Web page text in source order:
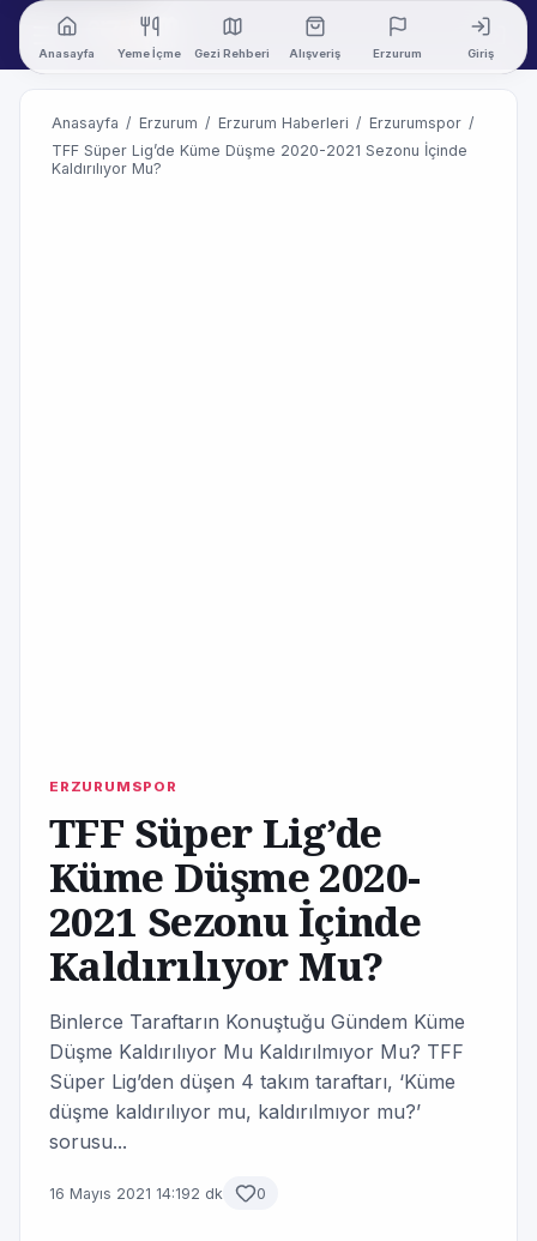
Anasayfa Yeme İçme Gezi Rehberi Alışveriş Erzurum Giriş
Anasayfa / Erzurum / Erzurum Haberleri / Erzurumspor /
TFF Süper Lig’de Küme Düşme 2020-2021 Sezonu İçinde
Kaldırılıyor Mu?
ERZURUMSPOR
TFF Süper Lig’de
Küme Düşme 2020-
2021 Sezonu İçinde
Kaldırılıyor Mu?
Binlerce Taraftarın Konuştuğu Gündem Küme
Düşme Kaldırılıyor Mu Kaldırılmıyor Mu? TFF
Süper Lig’den düşen 4 takım taraftarı, ‘Küme
düşme kaldırılıyor mu, kaldırılmıyor mu?’
sorusu...
16 Mayıs 2021 14:192 dk 0